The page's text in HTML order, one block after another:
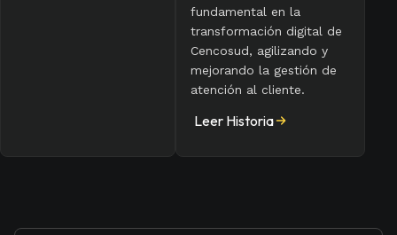
fundamental en la
transformación digital de
Cencosud, agilizando y
mejorando la gestión de
atención al cliente.
Leer Historia